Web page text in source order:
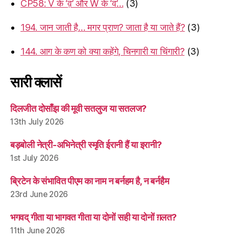
CP58: V के ‘व़’ और W के ‘व’… (3)
194. जान जाती है… मगर प्राण? जाता है या जाते हैं? (3)
144. आग के कण को क्या कहेंगे, चिनगारी या चिंगारी? (3)
सारी क्लासें
दिलजीत दोसाँझ की मूवी सतलुज या सतलज?
13th July 2026
बड़बोली नेत्री-अभिनेत्री स्मृति ईरानी हैं या इरानी?
1st July 2026
ब्रिटेन के संभावित पीएम का नाम न बर्नहम है, न बर्नहैम
23rd June 2026
भगवद् गीता या भागवत गीता या दोनों सही या दोनों ग़लत?
11th June 2026